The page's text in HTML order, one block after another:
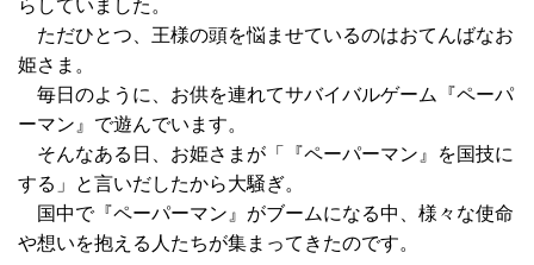
らしていました。
ただひとつ、王様の頭を悩ませているのはおてんばなお
姫さま。
毎日のように、お供を連れてサバイバルゲーム『ペーパ
ーマン』で遊んでいます。
そんなある日、お姫さまが「『ペーパーマン』を国技に
する」と言いだしたから大騒ぎ。
国中で『ペーパーマン』がブームになる中、様々な使命
や想いを抱える人たちが集まってきたのです。